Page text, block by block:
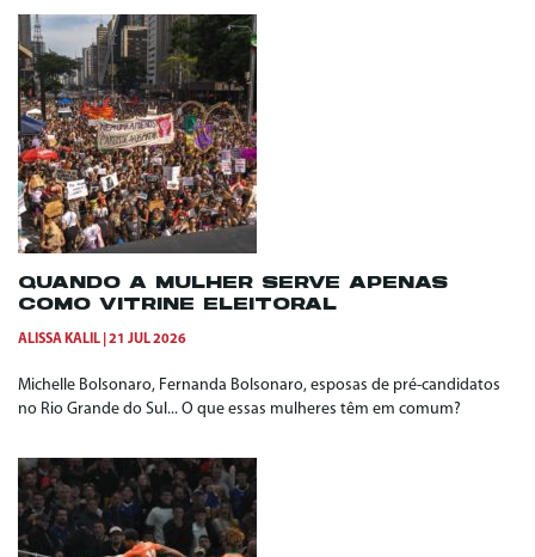
QUANDO A MULHER SERVE APENAS
COMO VITRINE ELEITORAL
ALISSA KALIL 21 JUL 2026
Michelle Bolsonaro, Fernanda Bolsonaro, esposas de pré-candidatos
no Rio Grande do Sul... O que essas mulheres têm em comum?